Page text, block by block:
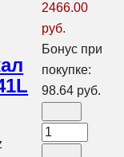
2466.00
руб.
Бонус при
покупке:
98.64 руб.